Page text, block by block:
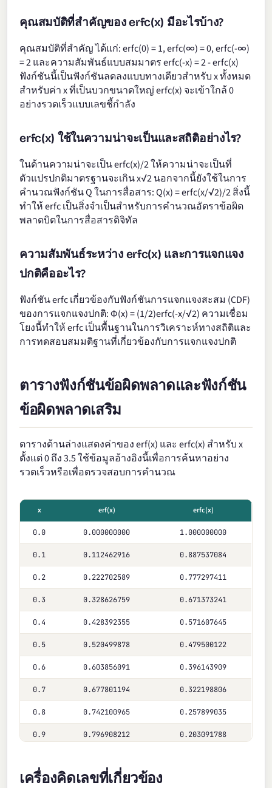
คุณสมบัติที่สำคัญของ erfc(x) มีอะไรบ้าง?
คุณสมบัติที่สำคัญ ได้แก่: erfc(0) = 1, erfc(∞) = 0, erfc(-∞)
= 2 และความสัมพันธ์แบบสมมาตร erfc(-x) = 2 - erfc(x)
ฟังก์ชันนี้เป็นฟังก์ชันลดลงแบบทางเดียวสำหรับ x ทั้งหมด
สำหรับค่า x ที่เป็นบวกขนาดใหญ่ erfc(x) จะเข้าใกล้ 0
อย่างรวดเร็วแบบเลขชี้กำลัง
erfc(x) ใช้ในความน่าจะเป็นและสถิติอย่างไร?
ในด้านความน่าจะเป็น erfc(x)/2 ให้ความน่าจะเป็นที่
ตัวแปรปกติมาตรฐานจะเกิน x√2 นอกจากนี้ยังใช้ในการ
คำนวณฟังก์ชัน Q ในการสื่อสาร: Q(x) = erfc(x/√2)/2 สิ่งนี้
ทำให้ erfc เป็นสิ่งจำเป็นสำหรับการคำนวณอัตราข้อผิด
พลาดบิตในการสื่อสารดิจิทัล
ความสัมพันธ์ระหว่าง erfc(x) และการแจกแจง
ปกติคืออะไร?
ฟังก์ชัน erfc เกี่ยวข้องกับฟังก์ชันการแจกแจงสะสม (CDF)
ของการแจกแจงปกติ: Φ(x) = (1/2)erfc(-x/√2) ความเชื่อม
โยงนี้ทำให้ erfc เป็นพื้นฐานในการวิเคราะห์ทางสถิติและ
การทดสอบสมมติฐานที่เกี่ยวข้องกับการแจกแจงปกติ
ตารางฟังก์ชันข้อผิดพลาดและฟังก์ชัน
ข้อผิดพลาดเสริม
ตารางด้านล่างแสดงค่าของ erf(x) และ erfc(x) สำหรับ x
ตั้งแต่ 0 ถึง 3.5 ใช้ข้อมูลอ้างอิงนี้เพื่อการค้นหาอย่าง
รวดเร็วหรือเพื่อตรวจสอบการคำนวณ
x erf(x) erfc(x)
0.0 0.000000000 1.000000000
0.1 0.112462916 0.887537084
0.2 0.222702589 0.777297411
0.3 0.328626759 0.671373241
0.4 0.428392355 0.571607645
0.5 0.520499878 0.479500122
0.6 0.603856091 0.396143909
0.7 0.677801194 0.322198806
0.8 0.742100965 0.257899035
0.9 0.796908212 0.203091788
1.1 0.880205070
เครื่องคิดเลขที่เกี่ยวข้อง